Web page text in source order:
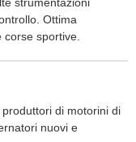
Ottima
sportive.
di motorini di
nuovi e